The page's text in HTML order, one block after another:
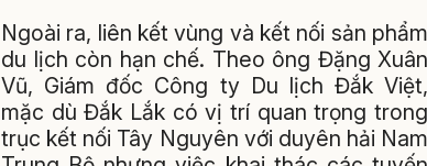
Ngoài ra, liên kết vùng và kết nối sản phẩm
du lịch còn hạn chế. Theo ông Đặng Xuân
Vũ, Giám đốc Công ty Du lịch Đắk Việt,
mặc dù Đắk Lắk có vị trí quan trọng trong
trục kết nối Tây Nguyên với duyên hải Nam